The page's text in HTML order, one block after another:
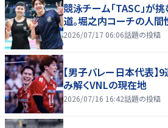
競泳チーム「TASC」が
道。堀之内コーチの人
2026/07/17 06:06話題の投稿
【男子バレー日本代表
み解くVNLの現在地
2026/07/16 16:42話題の投稿